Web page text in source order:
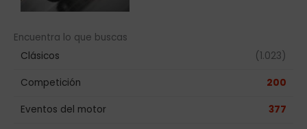
Encuentra lo que buscas
Clásicos
(1.023)
Competición 200
Eventos del motor 377